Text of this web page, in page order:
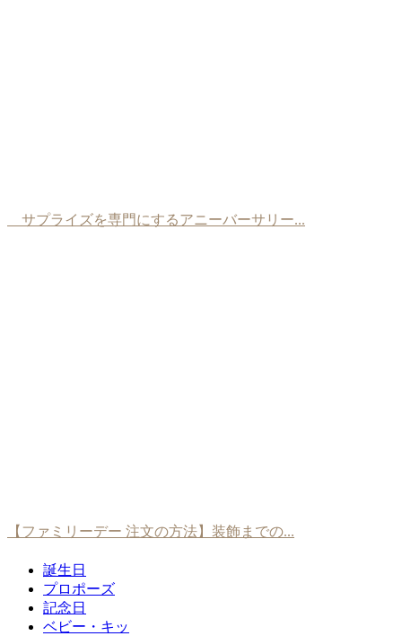
サプライズを専門にするアニーバーサリー...
【ファミリーデー 注文の方法】装飾までの...
誕生日
プロポーズ
記念日
ベビー・キッ